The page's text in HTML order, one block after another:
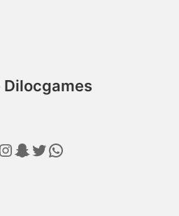
Dilocgames
Instagram
Snapchat
Twitter
WhatsApp